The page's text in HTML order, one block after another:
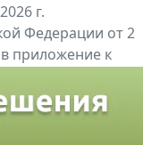
г.
Федерации от 2
приложение к